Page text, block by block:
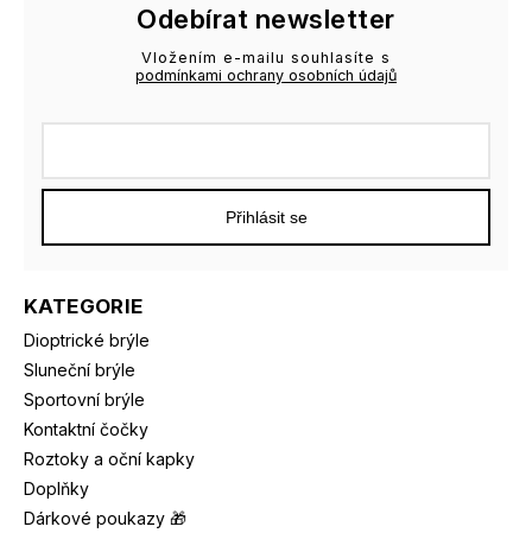
KATEGORIE
Dioptrické brýle
Sluneční brýle
Sportovní brýle
Kontaktní čočky
Roztoky a oční kapky
Doplňky
Dárkové poukazy 🎁
Odebírat newsletter
Vložením e-mailu souhlasíte s
podmínkami ochrany osobních údajů
Přihlásit se